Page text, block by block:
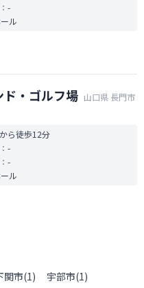
-
ル
・ゴルフ場 山口県 長門市
ら徒歩12分
-
-
ル
関市(1) 宇部市(1)